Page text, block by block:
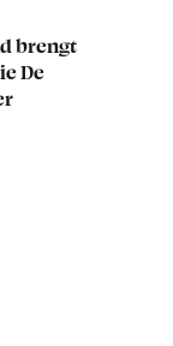
brengt
De